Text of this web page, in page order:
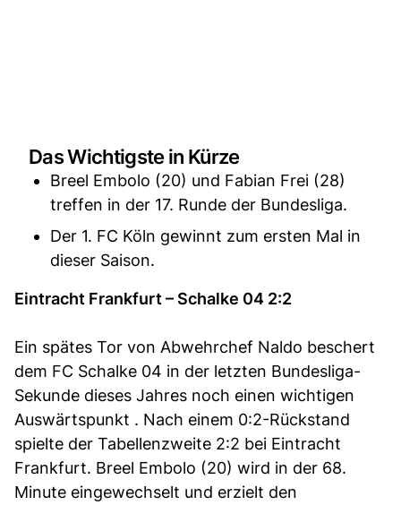
Das Wichtigste in Kürze
Breel Embolo (20) und Fabian Frei (28)
treffen in der 17. Runde der Bundesliga.
Der 1. FC Köln gewinnt zum ersten Mal in
dieser Saison.
Eintracht Frankfurt – Schalke 04 2:2
Ein spätes Tor von Abwehrchef Naldo beschert
dem FC Schalke 04 in der letzten Bundesliga-
Sekunde dieses Jahres noch einen wichtigen
Auswärtspunkt . Nach einem 0:2-Rückstand
spielte der Tabellenzweite 2:2 bei Eintracht
Frankfurt. Breel Embolo (20) wird in der 68.
Minute eingewechselt und erzielt den